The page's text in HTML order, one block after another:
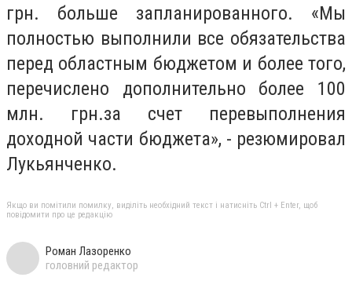
грн. больше запланированного. «Мы
полностью выполнили все обязательства
перед областным бюджетом и более того,
перечислено дополнительно более 100
млн. грн.за счет перевыполнения
доходной части бюджета», - резюмировал
Лукьянченко.
Якщо ви помітили помилку, виділіть необхідний текст і натисніть Ctrl + Enter, щоб
повідомити про це редакцію
Роман Лазоренко
головний редактор